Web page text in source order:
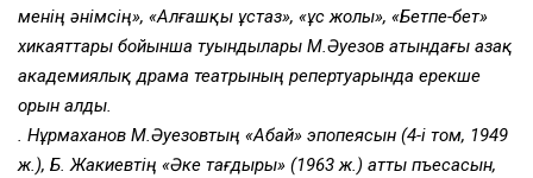
менің әнiмсің», «Алғашқы ұстаз», «Құс жолы», «Бетпе-бет»
хикаяттары бойынша туындылары М.Әуезов атындағы Қазақ
академиялық драма театрының репертуарында ерекше
орын алды.
Қ. Нұрмаханов М.Әуезовтың «Абай» эпопеясын (4-і том, 1949
ж.), Б. Жакиевтің «Әке тағдыры» (1963 ж.) атты пъесасын,